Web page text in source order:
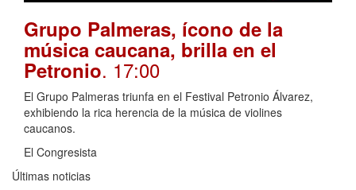
Grupo Palmeras, ícono de la
música caucana, brilla en el
Petronio. 17:00
El Grupo Palmeras triunfa en el Festival Petronio Álvarez,
exhibiendo la rica herencia de la música de violines
caucanos.
El Congresista
Últimas noticias